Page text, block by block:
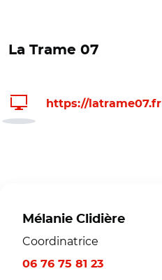
La Trame 07
https://latrame07.fr
Mélanie Clidière
Coordinatrice
06 76 75 81 23